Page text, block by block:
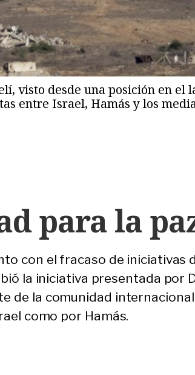
visto desde una posición en
entre Israel, Hamás y los
para la
con el fracaso de iniciativas
la iniciativa presentada por
de la comunidad
como por Hamás.